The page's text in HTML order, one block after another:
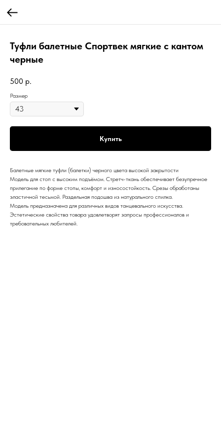
Туфли балетные Спортвек мягкие с кантом
черные
500 р.
Размер
Купить
Балетные мягкие туфли (балетки) черного цвета высокой закрытости
Модель для стоп с высоким подъёмом. Стретч-ткань обеспечивает безупречное
прилегание по форме стопы, комфорт и износостойкость. Срезы обработаны
эластичной тесьмой. Раздельная подошва из натурального спилка.
Модель предназначена для различных видов танцевального искусства.
Эстетические свойства товара удовлетворят запросы профессионалов и
требовательных любителей.